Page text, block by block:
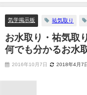
分かるお水取り百科事典
気学掲示板 祐気取り
お水取り・祐気取
何でも分かるお水
2016年10月7日 2018年4月7